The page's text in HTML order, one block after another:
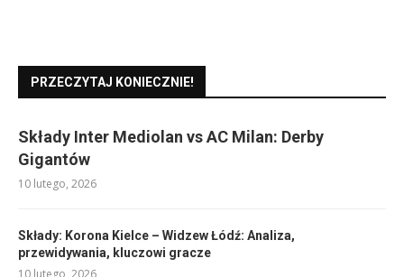
PRZECZYTAJ KONIECZNIE!
Składy Inter Mediolan vs AC Milan: Derby
Gigantów
10 lutego, 2026
Składy: Korona Kielce – Widzew Łódź: Analiza,
przewidywania, kluczowi gracze
10 lutego, 2026